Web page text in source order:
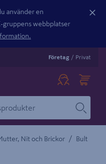
använder en
gruppens webbplatser
Företag / Privat
Nit och Brickor / Bult